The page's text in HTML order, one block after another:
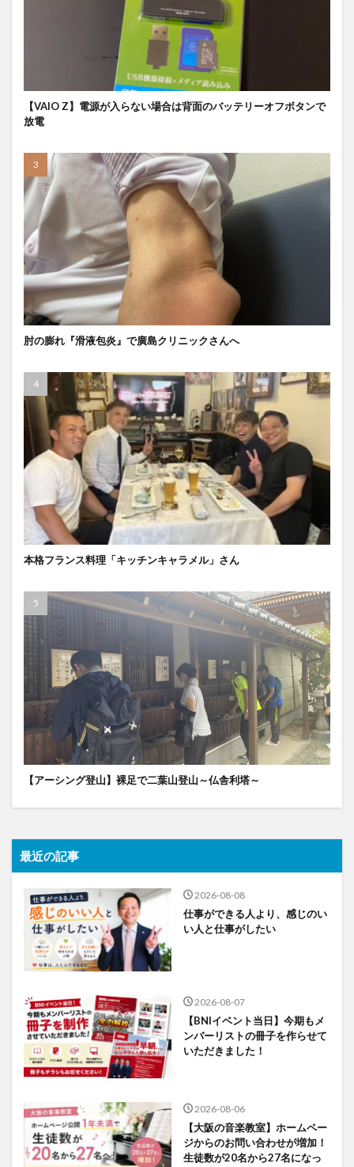
【VAIO Z】電源が入らない場合は背面のバッテリーオフボタンで
放電
肘の膨れ『滑液包炎』で廣島クリニックさんへ
本格フランス料理「キッチンキャラメル」さん
【アーシング登山】裸足で二葉山登山～仏舎利塔～
最近の記事
2026-08-08
仕事ができる人より、感じのい
い人と仕事がしたい
2026-08-07
【BNIイベント当日】今期もメ
ンバーリストの冊子を作らせて
いただきました！
2026-08-06
【大阪の音楽教室】ホームペー
ジからのお問い合わせが増加！
生徒数が20名から27名になっ